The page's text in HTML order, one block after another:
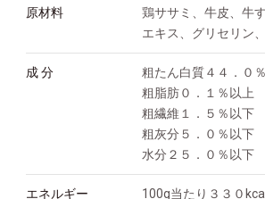
原材料
鶏ササミ、牛皮、牛
エキス、グリセリン
成 分
粗たん白質４４．０
粗脂肪０．１％以上
粗繊維１．５％以下
粗灰分５．０％以下
水分２５．０％以下
エネルギー 100g当たり３３０kcal